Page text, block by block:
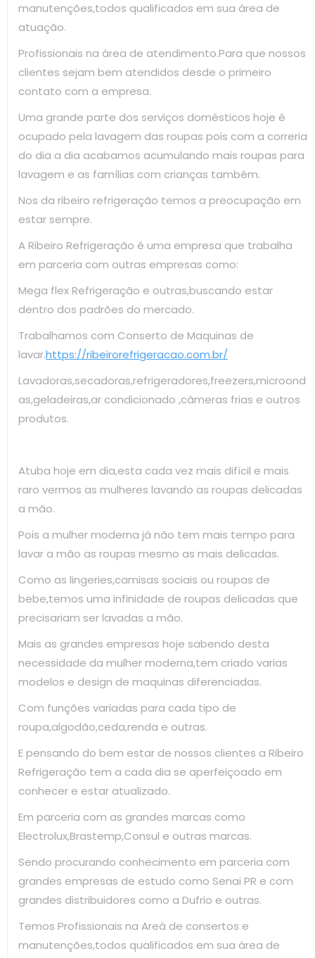
manutenções,todos qualificados em sua área de
atuação.
Profissionais na área de atendimento.Para que nossos
clientes sejam bem atendidos desde o primeiro
contato com a empresa.
Uma grande parte dos serviços domésticos hoje é
ocupado pela lavagem das roupas pois com a correria
do dia a dia acabamos acumulando mais roupas para
lavagem e as famílias com crianças também.
Nos da ribeiro refrigeração temos a preocupação em
estar sempre.
A Ribeiro Refrigeração é uma empresa que trabalha
em parceria com outras empresas como:
Mega flex Refrigeração e outras,buscando estar
dentro dos padrões do mercado.
Trabalhamos com Conserto de Maquinas de
lavar.https://ribeirorefrigeracao.com.br/
Lavadoras,secadoras,refrigeradores,freezers,microond
as,geladeiras,ar condicionado ,câmeras frias e outros
produtos.
Atuba hoje em dia,esta cada vez mais difícil e mais
raro vermos as mulheres lavando as roupas delicadas
a mão.
Pois a mulher moderna já não tem mais tempo para
lavar a mão as roupas mesmo as mais delicadas.
Como as lingeries,camisas sociais ou roupas de
bebe,temos uma infinidade de roupas delicadas que
precisariam ser lavadas a mão.
Mais as grandes empresas hoje sabendo desta
necessidade da mulher moderna,tem criado varias
modelos e design de maquinas diferenciadas.
Com funções variadas para cada tipo de
roupa,algodão,ceda,renda e outras.
E pensando do bem estar de nossos clientes a Ribeiro
Refrigeração tem a cada dia se aperfeiçoado em
conhecer e estar atualizado.
Em parceria com as grandes marcas como
Electrolux,Brastemp,Consul e outras marcas.
Sendo procurando conhecimento em parceria com
grandes empresas de estudo como Senai PR e com
grandes distribuidores como a Dufrio e outras.
Temos Profissionais na Areá de consertos e
manutenções,todos qualificados em sua área de